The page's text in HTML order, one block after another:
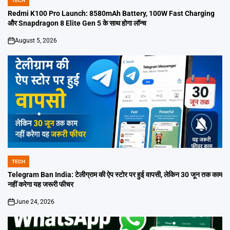
POSTED
IN
Redmi K100 Pro Launch: 8580mAh Battery, 100W Fast Charging
और Snapdragon 8 Elite Gen 5 के साथ होगा लॉन्च
on
August 5, 2026
POSTED
IN
TECH
Telegram Ban India: टेलीग्राम की ऐप स्टोर पर हुई वापसी, लेकिन 30 जून तक काम
नहीं करेगा यह जरूरी फीचर
on
June 24, 2026